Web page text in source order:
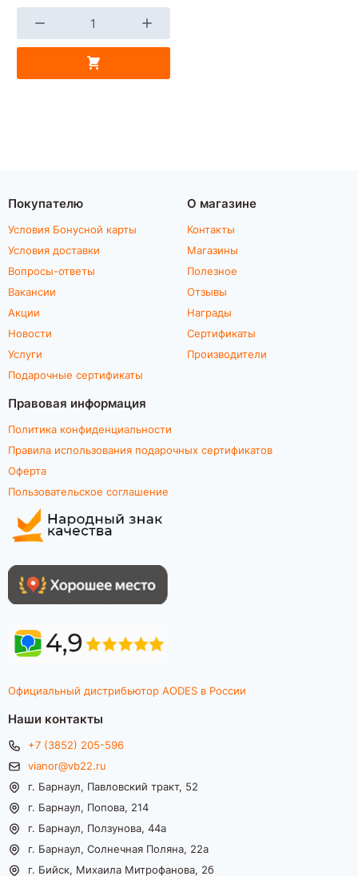
Покупателю
Условия Бонусной карты
Условия доставки
Вопросы-ответы
Вакансии
Акции
Новости
Услуги
Подарочные сертификаты
О магазине
Контакты
Магазины
Полезное
Отзывы
Награды
Сертификаты
Производители
Правовая информация
Политика конфиденциальности
Правила использования подарочных сертификатов
Оферта
Пользовательское соглашение
Официальный дистрибьютор AODES в России
Наши контакты
+7 (3852) 205-596
vianor@vb22.ru
г. Барнаул, Павловский тракт, 52
г. Барнаул, Попова, 214
г. Барнаул, Ползунова, 44а
г. Барнаул, Солнечная Поляна, 22а
г. Бийск, Михаила Митрофанова, 2б